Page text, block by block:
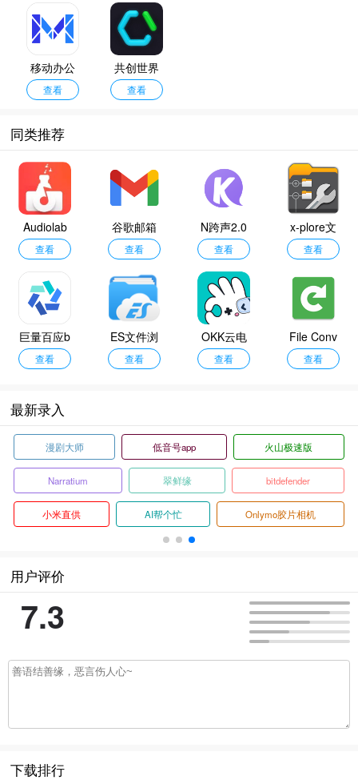
移动办公
m3
查看
共创世界
查看
同类推荐
Audiolab
专业版
查看
谷歌邮箱
查看
N跨声2.0
查看
x-plore文
件管理器
安卓版
查看
巨量百应b
uyin
查看
ES文件浏
览器
查看
OKK云电
脑
查看
File Conv
erter
查看
最新录入
漫剧大师 低音号app 火山极速版
Narratium 翠鲜缘 bitdefender
小米直供 AI帮个忙 Onlymo胶片相机
用户评价
7.3
下载排行